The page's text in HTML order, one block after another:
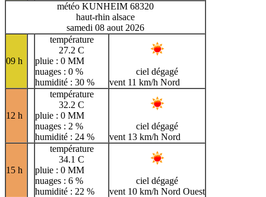
météo KUNHEIM 68320
haut-rhin alsace
samedi 08 aout 2026
09 h
température
27.2 C
pluie : 0 MM
nuages : 0 %
humidité : 30 %
ciel dégagé
vent 11 km/h Nord
12 h
température
32.2 C
pluie : 0 MM
nuages : 2 %
humidité : 24 %
ciel dégagé
vent 13 km/h Nord
15 h
température
34.1 C
pluie : 0 MM
nuages : 6 %
humidité : 22 %
ciel dégagé
vent 10 km/h Nord Ouest